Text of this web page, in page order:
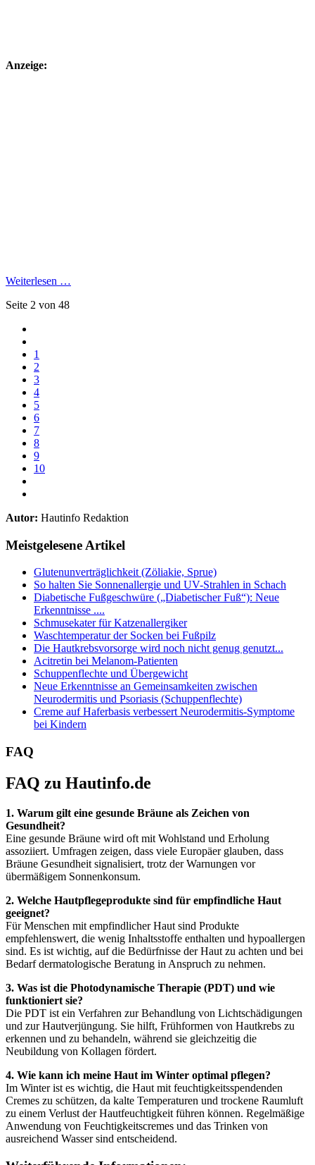
Anzeige:
Weiterlesen …
Seite 2 von 48
1
2
3
4
5
6
7
8
9
10
Autor: Hautinfo Redaktion
Meistgelesene Artikel
Glutenunverträglichkeit (Zöliakie, Sprue)
So halten Sie Sonnenallergie und UV-Strahlen in Schach
Diabetische Fußgeschwüre („Diabetischer Fuß“): Neue
Erkenntnisse ....
Schmusekater für Katzenallergiker
Waschtemperatur der Socken bei Fußpilz
Die Hautkrebsvorsorge wird noch nicht genug genutzt...
Acitretin bei Melanom-Patienten
Schuppenflechte und Übergewicht
Neue Erkenntnisse an Gemeinsamkeiten zwischen
Neurodermitis und Psoriasis (Schuppenflechte)
Creme auf Haferbasis verbessert Neurodermitis-Symptome
bei Kindern
FAQ
FAQ zu Hautinfo.de
1. Warum gilt eine gesunde Bräune als Zeichen von
Gesundheit?
Eine gesunde Bräune wird oft mit Wohlstand und Erholung
assoziiert. Umfragen zeigen, dass viele Europäer glauben, dass
Bräune Gesundheit signalisiert, trotz der Warnungen vor
übermäßigem Sonnenkonsum.
2. Welche Hautpflegeprodukte sind für empfindliche Haut
geeignet?
Für Menschen mit empfindlicher Haut sind Produkte
empfehlenswert, die wenig Inhaltsstoffe enthalten und hypoallergen
sind. Es ist wichtig, auf die Bedürfnisse der Haut zu achten und bei
Bedarf dermatologische Beratung in Anspruch zu nehmen.
3. Was ist die Photodynamische Therapie (PDT) und wie
funktioniert sie?
Die PDT ist ein Verfahren zur Behandlung von Lichtschädigungen
und zur Hautverjüngung. Sie hilft, Frühformen von Hautkrebs zu
erkennen und zu behandeln, während sie gleichzeitig die
Neubildung von Kollagen fördert.
4. Wie kann ich meine Haut im Winter optimal pflegen?
Im Winter ist es wichtig, die Haut mit feuchtigkeitsspendenden
Cremes zu schützen, da kalte Temperaturen und trockene Raumluft
zu einem Verlust der Hautfeuchtigkeit führen können. Regelmäßige
Anwendung von Feuchtigkeitscremes und das Trinken von
ausreichend Wasser sind entscheidend.